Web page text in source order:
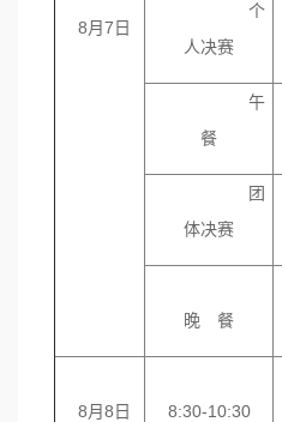
8月7日
个
人决赛
午
餐
团
体决赛
晚 餐
8月8日 8:30-10:30